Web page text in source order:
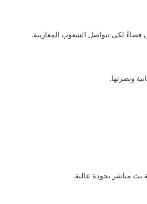
فضاءً لكي تتواصل الشعوب المغاربية.
ونصرتها.
بث مباشر بجودة عالية.